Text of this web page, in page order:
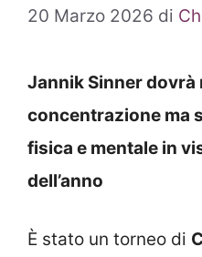
20 Marzo 2026 di
Jannik Sinner dovrà
concentrazione ma
fisica e mentale in
dell’anno
È stato un torneo di